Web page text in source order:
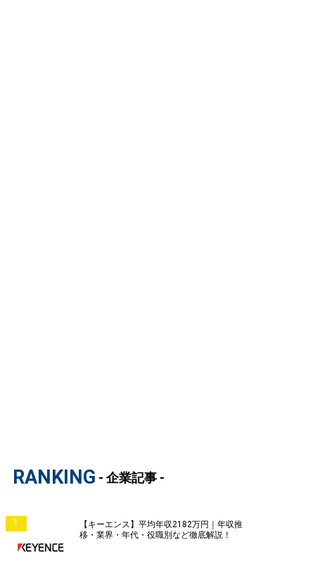
RANKING - 企業記事 -
1
【キーエンス】平均年収2182万円｜年収推
移・業界・年代・役職別など徹底解説！